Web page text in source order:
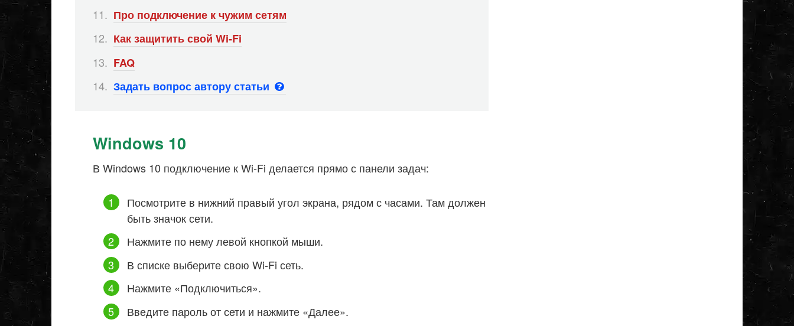
Про подключение к чужим сетям
Как защитить свой Wi-Fi
FAQ
Задать вопрос автору статьи
Windows 10
В Windows 10 подключение к Wi-Fi делается прямо с панели задач:
Посмотрите в нижний правый угол экрана, рядом с часами. Там должен
быть значок сети.
Нажмите по нему левой кнопкой мыши.
В списке выберите свою Wi-Fi сеть.
Нажмите «Подключиться».
Введите пароль от сети и нажмите «Далее».